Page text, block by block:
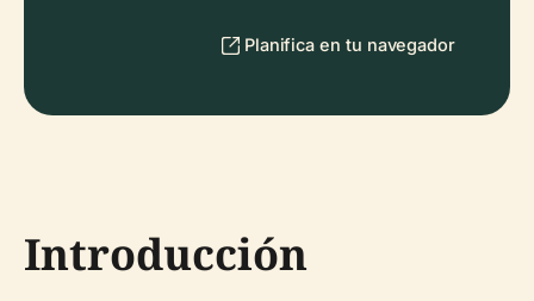
Planifica en tu navegador
Introducción